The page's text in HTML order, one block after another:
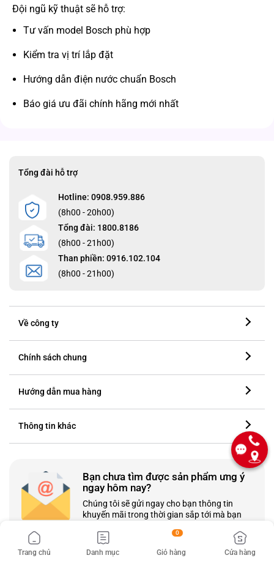
Đội ngũ kỹ thuật sẽ hỗ trợ:
Tư vấn model Bosch phù hợp
Kiểm tra vị trí lắp đặt
Hướng dẫn điện nước chuẩn Bosch
Báo giá ưu đãi chính hãng mới nhất
Tổng đài hỗ trợ
Hotline: 0908.959.886
(8h00 - 20h00)
Tổng đài: 1800.8186
(8h00 - 21h00)
Than phiền: 0916.102.104
(8h00 - 21h00)
Về công ty
Chính sách chung
Hướng dẫn mua hàng
Thông tin khác
Bạn chưa tìm được sản phẩm ưng ý
ngay hôm nay?
Chúng tôi sẽ gửi ngay cho bạn thông tin
khuyến mãi trong thời gian sắp tới mà bạn
Đăng kí
Trang chủ Danh mục
0
Giỏ hàng Cửa hàng